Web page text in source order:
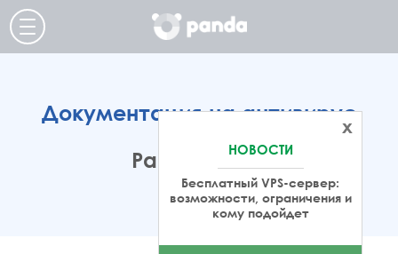
x
НОВОСТИ
Бесплатный VPS-сервер:
возможности, ограничения и
кому подойдет
Документация на антивирус
Panda Dome